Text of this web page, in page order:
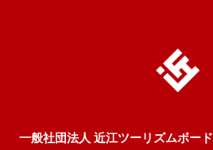
ード
一般社団法人 近江ツーリズムボード